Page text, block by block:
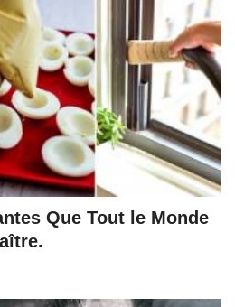
Que Tout le Monde